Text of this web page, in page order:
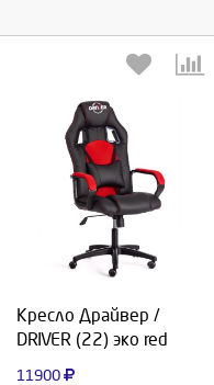
Кресло Драйвер /
DRIVER (22) эко red
11900
Выберите количество:
Отмена